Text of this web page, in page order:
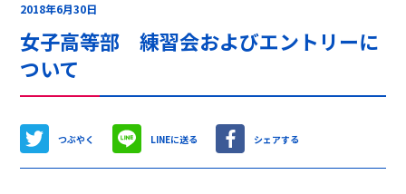
2018年6月30日
女子高等部 練習会およびエントリーに
ついて
つぶやく LINEに送る シェアする